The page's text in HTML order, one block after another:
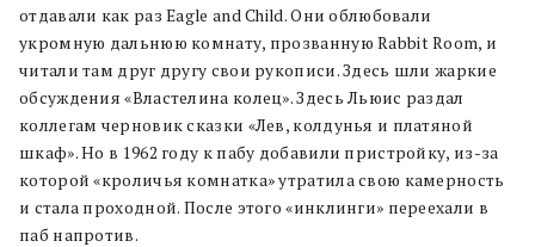
отдавали как раз Eagle and Child. Они облюбовали
укромную дальнюю комнату, прозванную Rabbit Room, и
читали там друг другу свои рукописи. Здесь шли жаркие
обсуждения «Властелина колец». Здесь Льюис раздал
коллегам черновик сказки «Лев, колдунья и платяной
шкаф». Но в 1962 году к пабу добавили пристройку, из-за
которой «кроличья комнатка» утратила свою камерность
и стала проходной. После этого «инклинги» переехали в
паб напротив.